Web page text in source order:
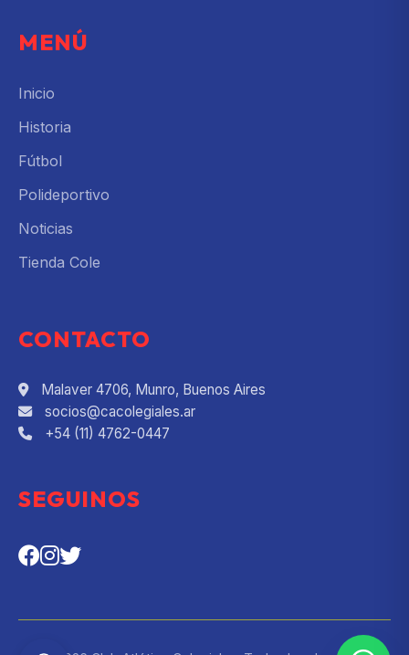
MENÚ
Inicio
Historia
Fútbol
Polideportivo
Noticias
Tienda Cole
CONTACTO
Malaver 4706, Munro, Buenos Aires
socios@cacolegiales.ar
+54 (11) 4762-0447
SEGUINOS